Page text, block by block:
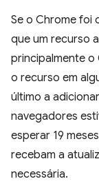
Se o Chrome foi
que um recurso
principalmente o
o recurso em
último a
navegadores
esperar 19
recebam a
necessária.